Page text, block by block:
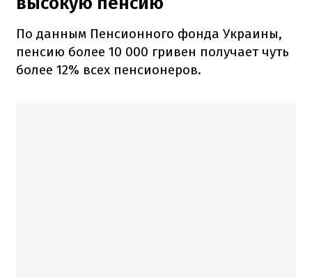
По данным Пенсионного фонда Украины,
пенсию более 10 000 гривен получает чуть
более 12% всех пенсионеров.